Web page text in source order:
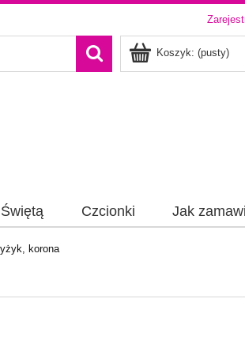
Koszyk: (pusty)
Czcionki Jak
korona